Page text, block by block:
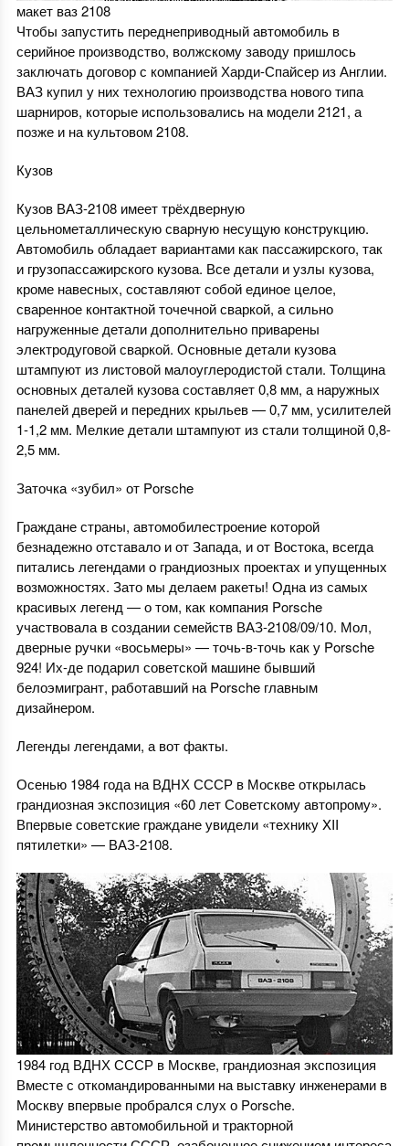
макет ваз 2108
Чтобы запустить переднеприводный автомобиль в
серийное производство, волжскому заводу пришлось
заключать договор с компанией Харди-Спайсер из Англии.
ВАЗ купил у них технологию производства нового типа
шарниров, которые использовались на модели 2121, а
позже и на культовом 2108.
Кузов
Кузов ВАЗ-2108 имеет трёхдверную
цельнометаллическую сварную несущую конструкцию.
Автомобиль обладает вариантами как пассажирского, так
и грузопассажирского кузова. Все детали и узлы кузова,
кроме навесных, составляют собой единое целое,
сваренное контактной точечной сваркой, а сильно
нагруженные детали дополнительно приварены
электродуговой сваркой. Основные детали кузова
штампуют из листовой малоуглеродистой стали. Толщина
основных деталей кузова составляет 0,8 мм, а наружных
панелей дверей и передних крыльев — 0,7 мм, усилителей
1-1,2 мм. Мелкие детали штампуют из стали толщиной 0,8-
2,5 мм.
Заточка «зубил» от Porsche
Граждане страны, автомобилестроение которой
безнадежно отставало и от Запада, и от Востока, всегда
питались легендами о грандиозных проектах и упущенных
возможностях. Зато мы делаем ракеты! Одна из самых
красивых легенд — о том, как компания Porsche
участвовала в создании семейств ВАЗ-2108/09/10. Мол,
дверные ручки «восьмеры» — точь-в-точь как у Porsche
924! Их-де подарил советской машине бывший
белоэмигрант, работавший на Porsche главным
дизайнером.
Легенды легендами, а вот факты.
Осенью 1984 года на ВДНХ СССР в Москве открылась
грандиозная экспозиция «60 лет Советскому автопрому».
Впервые советские граждане увидели «технику XII
пятилетки» — ВАЗ-2108.
1984 год ВДНХ СССР в Москве, грандиозная экспозиция
Вместе с откомандированными на выставку инженерами в
Москву впервые пробрался слух о Porsche.
Министерство автомобильной и тракторной